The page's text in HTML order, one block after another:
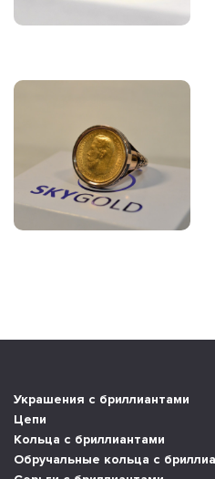
Украшения с бриллиантами
Цепи
Кольца с бриллиантами
Обручальные кольца с